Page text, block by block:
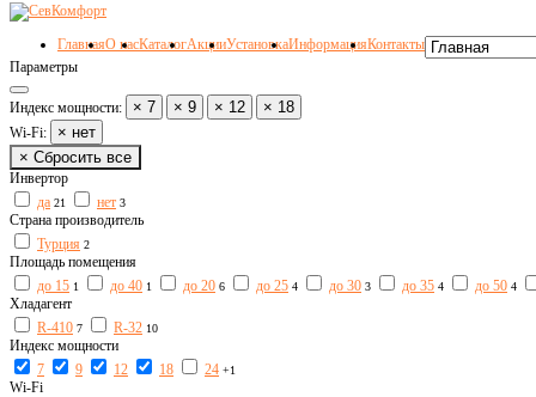
ГлавнаяО насКаталогАкцииУстановкаИнформацияКонтакты
Параметры
Индекс мощности: × 7 × 9 × 12 × 18
Wi-Fi:
× нет
× Сбросить все
Инвертор
да 21 нет 3
Страна производитель
Турция 2
Площадь помещения
до 15 1 до 40 1 до 20 6 до 25 4 до 30 3 до 35 4 до 50 4
Хладагент
R-410 7 R-32 10
Индекс мощности
7
9 12 18 24 +1
Wi-Fi